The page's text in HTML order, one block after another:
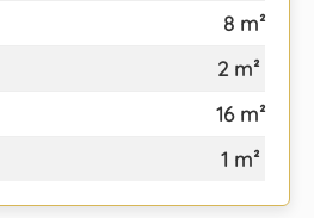
8 m²
2 m²
16 m²
1 m²